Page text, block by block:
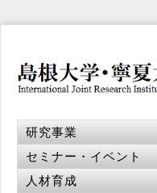
研究事業
セミナー・イベント
人材育成